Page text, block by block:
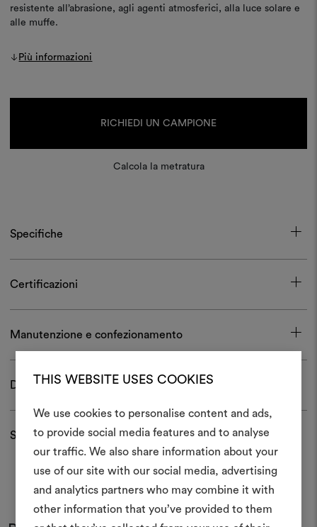
THIS WEBSITE USES COOKIES
We use cookies to personalise content and ads,
to provide social media features and to analyse
our traffic. We also share information about your
use of our site with our social media, advertising
and analytics partners who may combine it with
other information that you’ve provided to them
resistente all’abrasione, agli agenti atmosferici, alla luce solare e
alle muffe.
Più informazioni
RICHIEDI UN CAMPIONE
Calcola la metratura
Specifiche
Certificazioni
Manutenzione e confezionamento
Download
Spedizioni e resi
Crea
Uno strumento interattivo
e condividere le tue idee,